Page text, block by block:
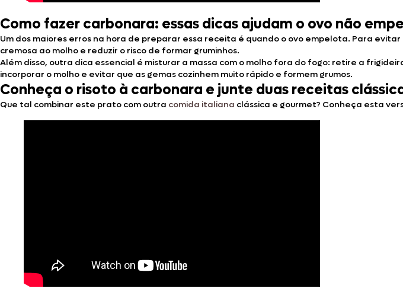
Como fazer carbonara: essas dicas ajudam o ovo não
Um dos maiores erros na hora de preparar essa receita é quando o ovo empelota. Para evitar
cremosa ao molho e reduzir o risco de formar gruminhos.
Além disso, outra dica essencial é misturar a massa com o molho fora do fogo: retire a
incorporar o molho e evitar que as gemas cozinhem muito rápido e formem grumos.
Conheça o risoto à carbonara e junte duas receitas
Que tal combinar este prato com outra comida italiana clássica e gourmet? Conheça esta